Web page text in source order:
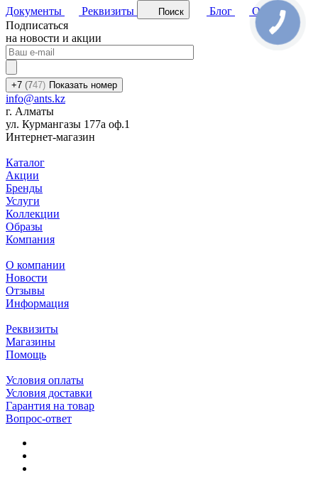
Документы
Реквизиты Поиск Блог
Обзоры
Подписаться
на новости и акции
+7 (747) Показать номер
info@ants.kz
г. Алматы
ул. Курмангазы 177а оф.1
Интернет-магазин
Каталог
Акции
Бренды
Услуги
Коллекции
Образы
Компания
О компании
Новости
Отзывы
Информация
Реквизиты
Магазины
Помощь
Условия оплаты
Условия доставки
Гарантия на товар
Вопрос-ответ